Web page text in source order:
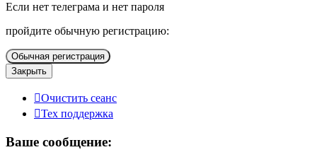
Если нет телеграма и нет пароля
пройдите обычную регистрацию:
Обычная регистрация
Закрыть
Очистить сеанс
Тех поддержка
Ваше сообщение: